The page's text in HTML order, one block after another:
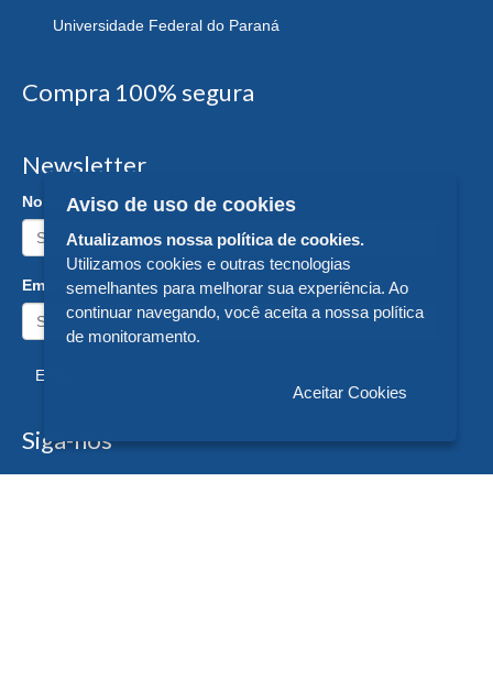
Universidade Federal do Paraná
Compra 100% segura
Newsletter
Nome:
Email:
Enviar
Siga-nos
Aviso de uso de cookies
Atualizamos nossa política de cookies.
Utilizamos cookies e outras tecnologias
semelhantes para melhorar sua experiência. Ao
continuar navegando, você aceita a nossa política
de monitoramento.
Aceitar Cookies